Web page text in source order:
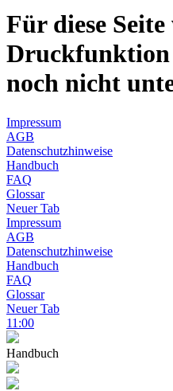
Für diese
Druckfunktion
noch nicht
Impressum
AGB
Datenschutzhinweise
Handbuch
FAQ
Glossar
Neuer Tab
Impressum
AGB
Datenschutzhinweise
Handbuch
FAQ
Glossar
Neuer Tab
11:00
Handbuch